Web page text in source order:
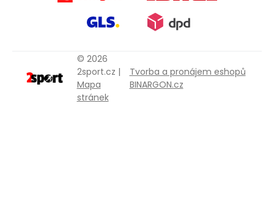
© 2026
2sport.cz |
Mapa
stránek
Tvorba a pronájem eshopů
BINARGON.cz